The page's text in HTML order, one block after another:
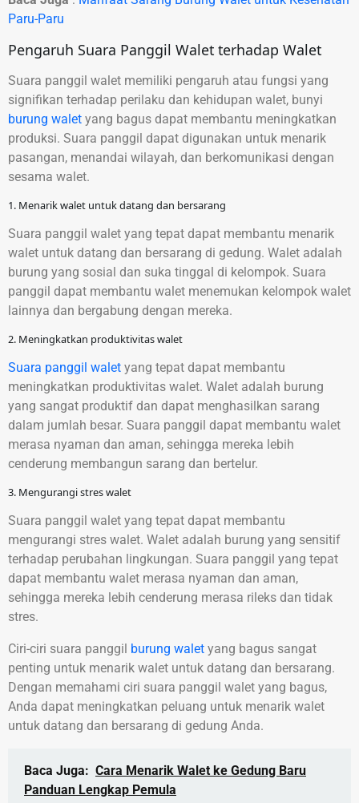
Paru-Paru
Pengaruh Suara Panggil Walet terhadap Walet
Suara panggil walet memiliki pengaruh atau fungsi yang
signifikan terhadap perilaku dan kehidupan walet, bunyi
burung walet yang bagus dapat membantu meningkatkan
produksi. Suara panggil dapat digunakan untuk menarik
pasangan, menandai wilayah, dan berkomunikasi dengan
sesama walet.
1. Menarik walet untuk datang dan bersarang
Suara panggil walet yang tepat dapat membantu menarik
walet untuk datang dan bersarang di gedung. Walet adalah
burung yang sosial dan suka tinggal di kelompok. Suara
panggil dapat membantu walet menemukan kelompok walet
lainnya dan bergabung dengan mereka.
2. Meningkatkan produktivitas walet
Suara panggil walet yang tepat dapat membantu
meningkatkan produktivitas walet. Walet adalah burung
yang sangat produktif dan dapat menghasilkan sarang
dalam jumlah besar. Suara panggil dapat membantu walet
merasa nyaman dan aman, sehingga mereka lebih
cenderung membangun sarang dan bertelur.
3. Mengurangi stres walet
Suara panggil walet yang tepat dapat membantu
mengurangi stres walet. Walet adalah burung yang sensitif
terhadap perubahan lingkungan. Suara panggil yang tepat
dapat membantu walet merasa nyaman dan aman,
sehingga mereka lebih cenderung merasa rileks dan tidak
stres.
Ciri-ciri suara panggil burung walet yang bagus sangat
penting untuk menarik walet untuk datang dan bersarang.
Dengan memahami ciri suara panggil walet yang bagus,
Anda dapat meningkatkan peluang untuk menarik walet
untuk datang dan bersarang di gedung Anda.
Baca Juga: Cara Menarik Walet ke Gedung Baru
Panduan Lengkap Pemula